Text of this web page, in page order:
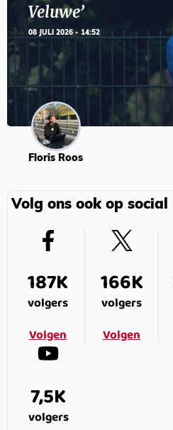
Veluwe’
08 JULI 2026 - 14:52
Floris Roos
Volg ons ook op social
187K
volgers
Volgen
166K
volgers
Volgen
7,5K
volgers